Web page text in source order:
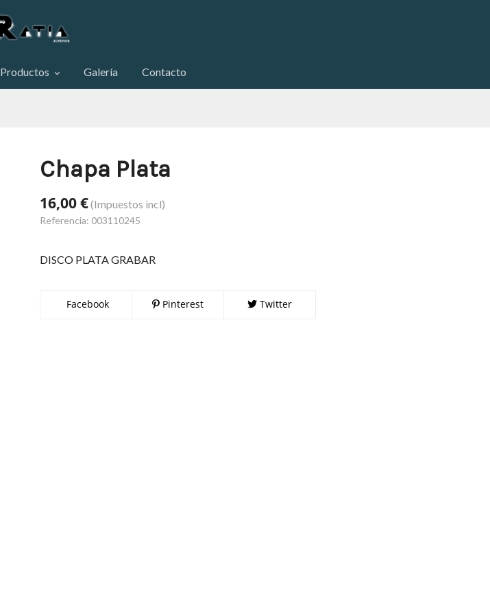
Productos Galería Contacto
Chapa Plata
16,00 €(Impuestos incl)
Referencia: 003110245
DISCO PLATA GRABAR
Facebook Pinterest Twitter